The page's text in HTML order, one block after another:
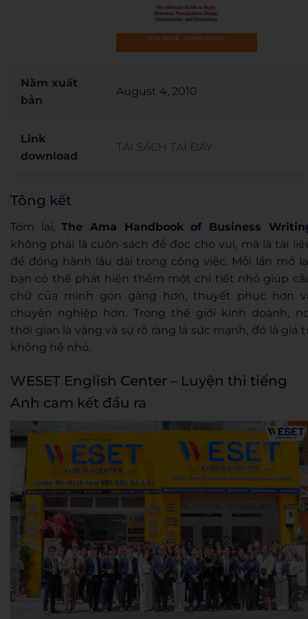
Năm xuất
bản
August 4, 2010
Link
download
TẢI SÁCH TẠI ĐÂY
Tông kết
Tóm lại,The Ama Handbook of Business
không phải là cuốn sách để đọc cho vui, mà là tài
để đồng hành lâu dài trong công việc. Mỗi lần mở
bạn có thể phát hiện thêm một chi tiết nhỏ giúp
chữ của mình gọn gàng hơn, thuyết phục hơn
chuyên nghiệp hơn. Trong thế giới kinh doanh,
thời gian là vàng và sự rõ ràng là sức mạnh, đó là giá
không hề nhỏ.
WESET English Center – Luyện thi tiếng
Anh cam kết đầu ra